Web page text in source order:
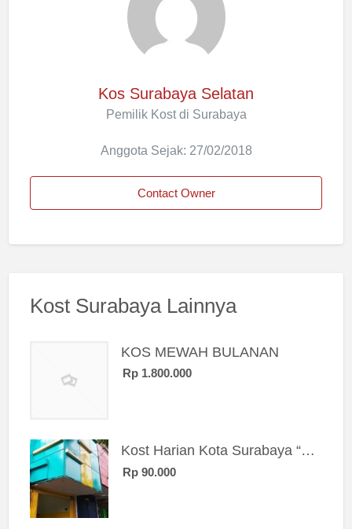
Kos Surabaya Selatan
Pemilik Kost di Surabaya
Anggota Sejak: 27/02/2018
Contact Owner
Kost Surabaya Lainnya
KOS MEWAH BULANAN
Rp 1.800.000
Kost Harian Kota Surabaya “Sierra Kost”
Rp 90.000